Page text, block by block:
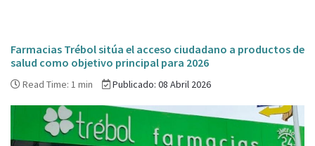
Farmacias Trébol sitúa el acceso ciudadano a productos de
salud como objetivo principal para 2026
Read Time: 1 min Publicado: 08 Abril 2026